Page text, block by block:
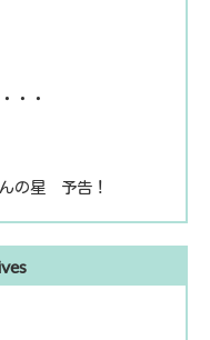
・・
の星 予告！